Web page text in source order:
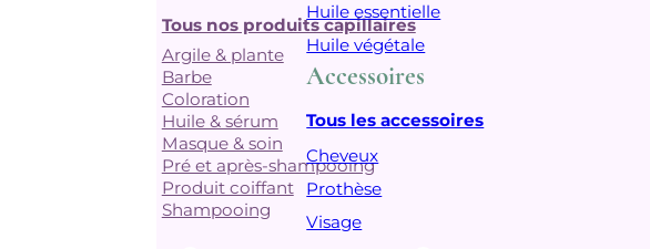
Huile essentielle
Huile végétale
Accessoires
Tous les accessoires
Cheveux
Prothèse
Visage
Tous nos produits capillaires
Argile & plante
Barbe
Coloration
Huile & sérum
Masque & soin
Pré et après-shampooing
Produit coiffant
Shampooing